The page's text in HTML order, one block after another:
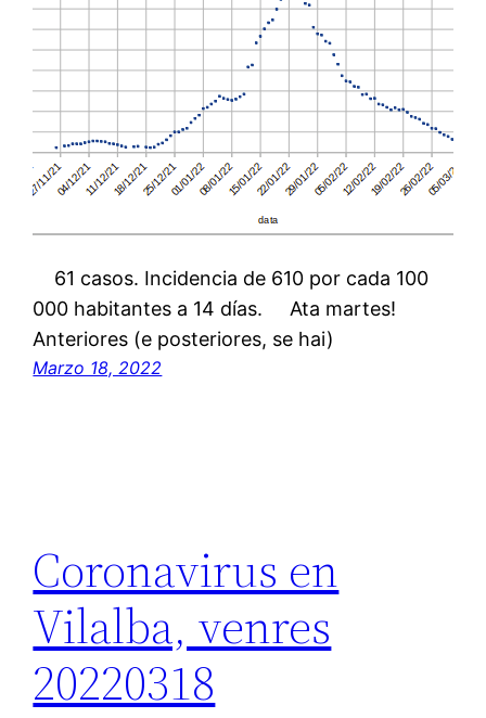
61 casos. Incidencia de 610 por cada 100
000 habitantes a 14 días. Ata martes!
Anteriores (e posteriores, se hai)
Marzo 18, 2022
Coronavirus en
Vilalba, venres
20220318